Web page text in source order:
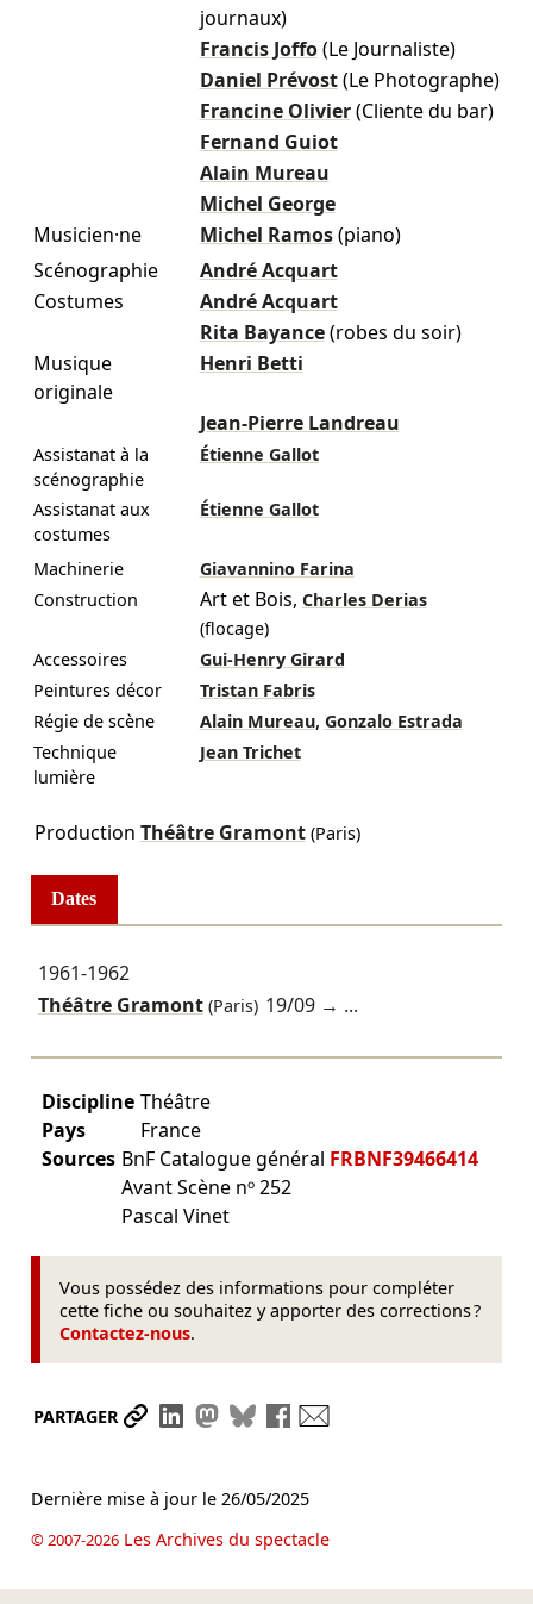
journaux)
Francis Joffo (Le Journaliste)
Daniel Prévost (Le Photographe)
Francine Olivier (Cliente du bar)
Fernand Guiot
Alain Mureau
Michel George
Musicien·ne
Michel Ramos (piano)
Scénographie
André Acquart
Costumes
André Acquart
Rita Bayance (robes du soir)
Musique
originale
Henri Betti
Jean-Pierre Landreau
Assistanat à la
scénographie
Étienne Gallot
Assistanat aux
costumes
Étienne Gallot
Machinerie
Giavannino Farina
Construction
Art et Bois, Charles Derias
(flocage)
Accessoires
Gui-Henry Girard
Peintures décor
Tristan Fabris
Régie de scène
Alain Mureau, Gonzalo Estrada
Technique
lumière
Jean Trichet
Production Théâtre Gramont(Paris)
Dates
1961-1962
Théâtre Gramont(Paris) 19/09 → ...
Discipline Théâtre
Pays
France
Sources BnF Catalogue général FRBNF39466414
Avant Scène nᵒ 252
Pascal Vinet
Vous possédez des informations pour compléter
cette fiche ou souhaitez y apporter des corrections ?
Contactez-nous.
PARTAGER Partager le lien
Partager sur LinkedIn
Partager sur Mastodon
Partager sur Bluesky
Partager sur Facebook
Dernière mise à jour le 26/05/2025
© 2007-2026Les Archives du spectacle